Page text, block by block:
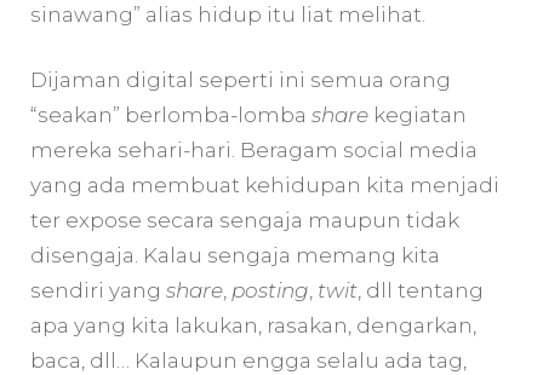
sinawang” alias hidup itu liat melihat.
Dijaman digital seperti ini semua orang
“seakan” berlomba-lomba share kegiatan
mereka sehari-hari. Beragam social media
yang ada membuat kehidupan kita menjadi
ter expose secara sengaja maupun tidak
disengaja. Kalau sengaja memang kita
sendiri yang share, posting, twit, dll tentang
apa yang kita lakukan, rasakan, dengarkan,
baca, dll… Kalaupun engga selalu ada tag,